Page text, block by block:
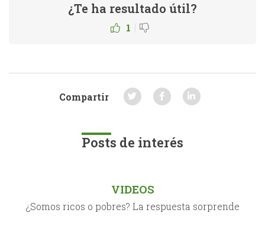
¿Te ha resultado útil?
1 |
Compartir
Posts de interés
VIDEOS
¿Somos ricos o pobres? La respuesta sorprende